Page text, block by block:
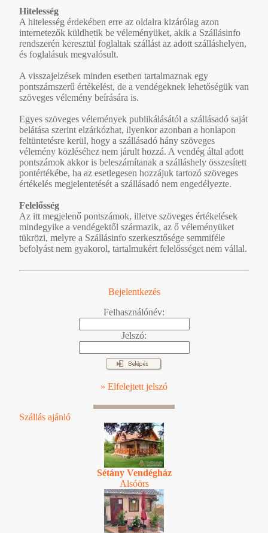
Hitelesség
A hitelesség érdekében erre az oldalra kizárólag azon
internetezők küldhetik be véleményüket, akik a Szállásinfo
rendszerén keresztül foglaltak szállást az adott szálláshelyen,
és foglalásuk megvalósult.
A visszajelzések minden esetben tartalmaznak egy
pontszámszerű értékelést, de a vendégeknek lehetőségük van
szöveges vélemény beírására is.
Egyes szöveges vélemények publikálásától a szállásadó saját
belátása szerint elzárkózhat, ilyenkor azonban a honlapon
feltüntetésre kerül, hogy a szállásadó hány szöveges
vélemény közléséhez nem járult hozzá. A vendég által adott
pontszámok akkor is beleszámítanak a szálláshely összesített
pontértékébe, ha az esetlegesen hozzájuk tartozó szöveges
értékelés megjelentetését a szállásadó nem engedélyezte.
Felelősség
Az itt megjelenő pontszámok, illetve szöveges értékelések
mindegyike a vendégektől származik, az ő véleményüket
tükrözi, melyre a Szállásinfo szerkesztősége semmiféle
befolyást nem gyakorol, tartalmukért felelősséget nem vállal.
Bejelentkezés
Felhasználónév:
Jelszó:
» Elfelejtett jelszó
Szállás ajánló
Sétány Vendégház
Alsóörs